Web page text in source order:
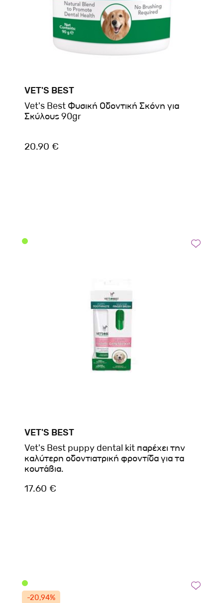
VET'S BEST
Vet's Best Φυσική Οδοντική Σκόνη για
Σκύλους 90gr
20.90 €
VET'S BEST
Vet's Best puppy dental kit παρέχει την
καλύτερη οδοντιατρική φροντίδα για τα
κουτάβια.
17.60 €
-20,94%